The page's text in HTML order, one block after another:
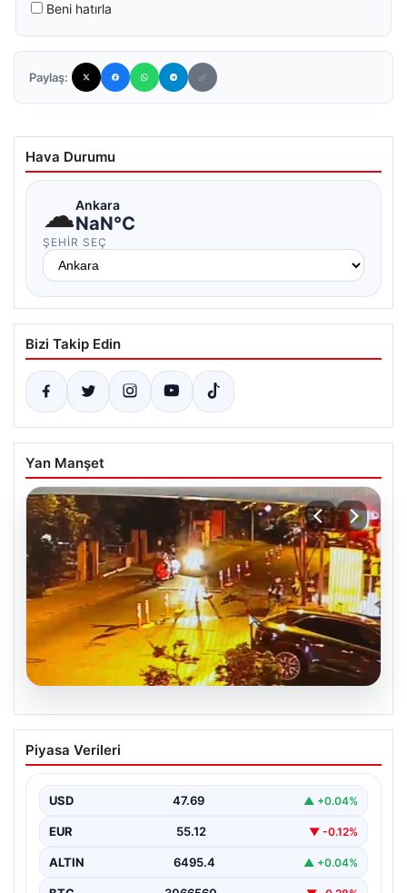
Beni hatırla
Paylaş:
Hava Durumu
☁Ankara
NaN°C
ŞEHIR SEÇ
Bizi Takip Edin
Yan Manşet
05.08.2026
Nilda Müge’nin Ölümüne Yönelik Silahlı
Saldırının Kameralara Yansıyan
İstanbul’un Şişli ilçesinde yaşanan korkutucu olayda,
ilaçları…
Piyasa Verileri
USD 47.69 ▲ +0.04%
EUR 55.12 ▼ -0.12%
ALTIN 6495.4 ▲ +0.04%